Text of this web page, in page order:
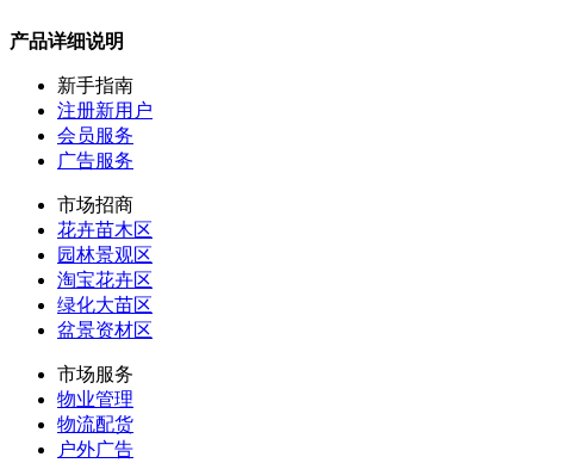
产品详细说明
新手指南
注册新用户
会员服务
广告服务
市场招商
花卉苗木区
园林景观区
淘宝花卉区
绿化大苗区
盆景资材区
市场服务
物业管理
物流配货
户外广告